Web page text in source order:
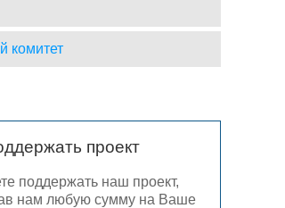
комитет
проект
поддержать наш проект,
нам любую сумму на Ваше